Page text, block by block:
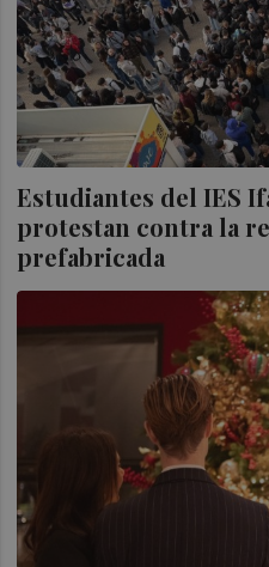
Estudiantes del IES
protestan contra la
prefabricada